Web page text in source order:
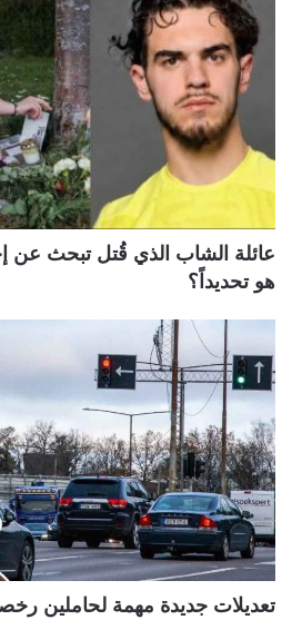
عائلة الشاب الذي قُتل تبحث عن
هو تحديداً؟
تعديلات جديدة مهمة لحاملين